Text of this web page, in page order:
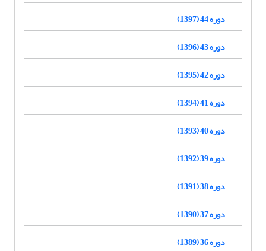
دوره 44 (1397)
دوره 43 (1396)
دوره 42 (1395)
دوره 41 (1394)
دوره 40 (1393)
دوره 39 (1392)
دوره 38 (1391)
دوره 37 (1390)
دوره 36 (1389)